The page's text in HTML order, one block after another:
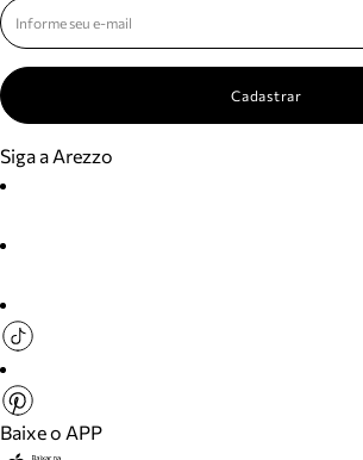
Cadastrar
Siga a Arezzo
Baixe o APP